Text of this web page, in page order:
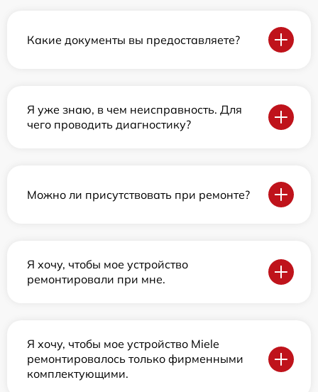
Какие документы вы предоставляете?
Я уже знаю, в чем неисправность. Для
чего проводить диагностику?
Можно ли присутствовать при ремонте?
Я хочу, чтобы мое устройство
ремонтировали при мне.
Я хочу, чтобы мое устройство Miele
ремонтировалось только фирменными
комплектующими.